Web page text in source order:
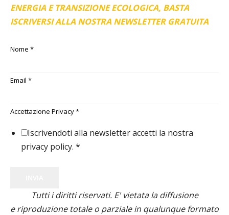
ENERGIA E TRANSIZIONE ECOLOGICA, BASTA
ISCRIVERSI ALLA NOSTRA NEWSLETTER GRATUITA
Nome *
Email *
Accettazione Privacy*
Iscrivendoti alla newsletter accetti la nostra
privacy policy. *
Tutti i diritti riservati. E' vietata la diffusione
e riproduzione totale o parziale in qualunque formato